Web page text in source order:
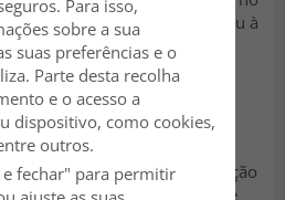
de endereço incorretos ou à
dentro do prazo de
entrar em contato
uma etiqueta de devolução
garantir que o tapete
Para isso,
sobre a sua
suas preferências e o
Parte desta recolha
e o acesso a
dispositivo, como cookies,
outros.
fechar" para permitir